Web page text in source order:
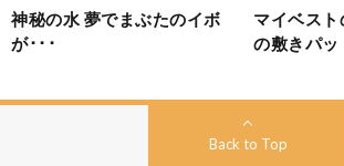
神秘の水 夢でまぶたのイボ
が･･･
マイベス
の敷きパッ
Back to Top